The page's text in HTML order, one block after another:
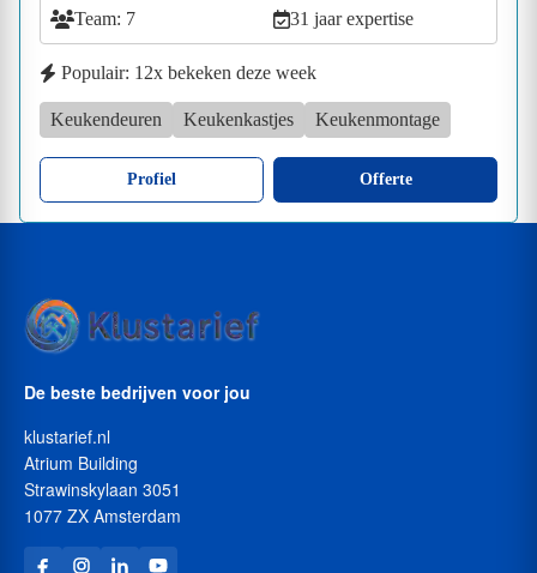
Team: 7 31 jaar expertise
Populair: 12x bekeken deze week
Keukendeuren Keukenkastjes Keukenmontage
Profiel Offerte
De beste bedrijven voor jou
klustarief.nl
Atrium Building
Strawinskylaan 3051
1077 ZX Amsterdam